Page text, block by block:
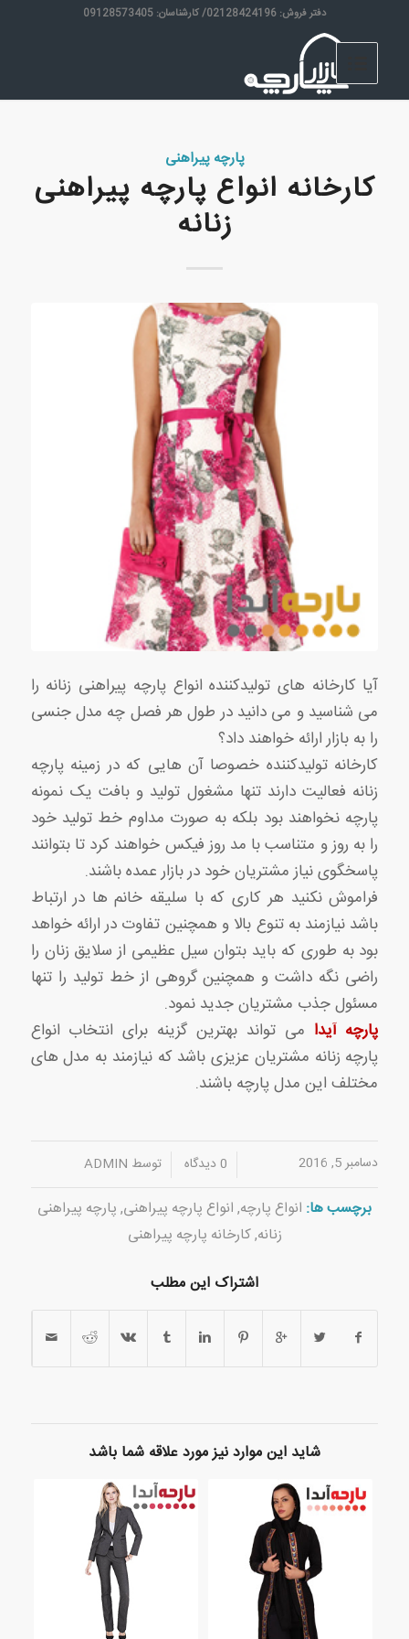
دفتر فروش: 02128424196/ کارشناسان: 09128573405
پارچه پیراهنی
کارخانه انواع پارچه پیراهنی
زنانه
آیا کارخانه های تولیدکننده انواع پارچه پیراهنی زنانه را
می شناسید و می دانید در طول هر فصل چه مدل جنسی
را به بازار ارائه خواهند داد؟
کارخانه تولیدکننده خصوصا آن هایی که در زمینه پارچه
زنانه فعالیت دارند تنها مشغول تولید و بافت یک نمونه
پارچه نخواهند بود بلکه به صورت مداوم خط تولید خود
را به روز و متناسب با مد روز فیکس خواهند کرد تا بتوانند
پاسخگوی نیاز مشتریان خود در بازار عمده باشند.
فراموش نکنید هر کاری که با سلیقه خانم ها در ارتباط
باشد نیازمند به تنوع بالا و همچنین تفاوت در ارائه خواهد
بود به طوری که باید بتوان سیل عظیمی از سلایق زنان را
راضی نگه داشت و همچنین گروهی از خط تولید را تنها
مسئول جذب مشتریان جدید نمود.
پارچه آیدا می تواند بهترین گزینه برای انتخاب انواع
پارچه زنانه مشتریان عزیزی باشد که نیازمند به مدل های
مختلف این مدل پارچه باشند.
دسامبر 5, 2016 0 دیدگاه/ توسط ADMIN
برچسب ها: انواع پارچه, انواع پارچه پیراهنی, پارچه پیراهنی
زنانه,کارخانه پارچه پیراهنی
اشتراک این مطلب
شاید این موارد نیز مورد علاقه شما باشد